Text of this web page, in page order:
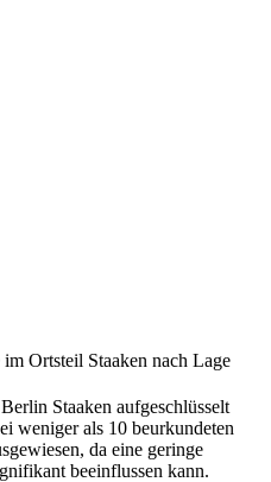
Ortsteil Staaken nach Lage
Staaken aufgeschlüsselt
weniger als 10 beurkundeten
da eine geringe
beeinflussen kann.